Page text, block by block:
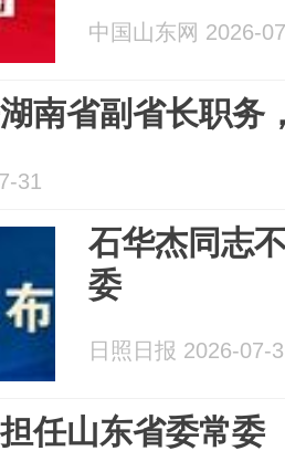
中国山东网 2026-
南省副省长职务
31
石华杰同志
委
日照日报 2026-07-
任山东省委常委